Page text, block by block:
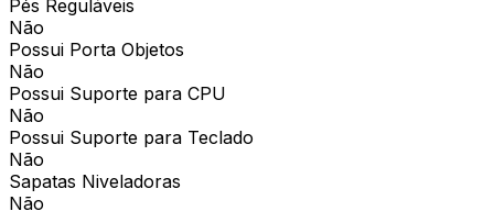
Pés Reguláveis
Não
Possui Porta Objetos
Não
Possui Suporte para CPU
Não
Possui Suporte para Teclado
Não
Sapatas Niveladoras
Não